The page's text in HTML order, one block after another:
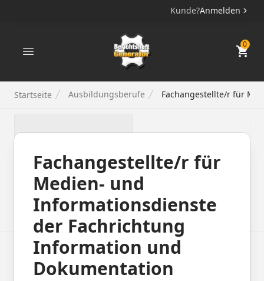
Kunde?Anmelden
Berichtsheft Generator 0
Startseite Ausbildungsberufe Fachangestellte/r für
Fachangestellte/r für
Medien- und
Informationsdienste
der Fachrichtung
Information und
Dokumentation